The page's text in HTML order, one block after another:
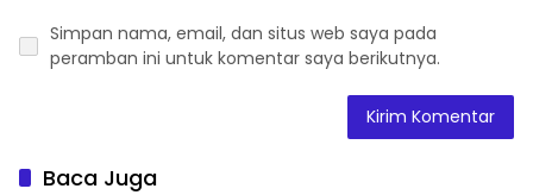
Simpan nama, email, dan situs web saya pada
peramban ini untuk komentar saya berikutnya.
Baca Juga